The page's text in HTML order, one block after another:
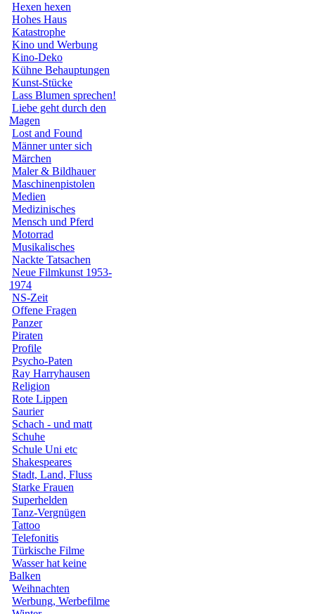
Hexen hexen
Hohes Haus
Katastrophe
Kino und Werbung
Kino-Deko
Kühne Behauptungen
Kunst-Stücke
Lass Blumen sprechen!
Liebe geht durch den
Magen
Lost and Found
Männer unter sich
Märchen
Maler & Bildhauer
Maschinenpistolen
Medien
Medizinisches
Mensch und Pferd
Motorrad
Musikalisches
Nackte Tatsachen
Neue Filmkunst 1953-
1974
NS-Zeit
Offene Fragen
Panzer
Piraten
Profile
Psycho-Paten
Ray Harryhausen
Religion
Rote Lippen
Saurier
Schach - und matt
Schuhe
Schule Uni etc
Shakespeares
Stadt, Land, Fluss
Starke Frauen
Superhelden
Tanz-Vergnügen
Tattoo
Telefonitis
Türkische Filme
Wasser hat keine
Balken
Weihnachten
Werbung, Werbefilme